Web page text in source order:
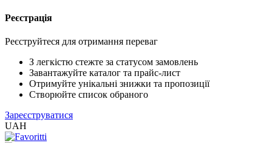
Реєстрація
Реєструйтеся для отримання переваг
З легкістю стежте за статусом замовлень
Завантажуйте каталог та прайс-лист
Отримуйте унікальні знижки та пропозиції
Створюйте список обраного
Зареєструватися
UAH
XLS
EXCEL
(Розн.)
XLS
EXCEL
2005
(Опт)